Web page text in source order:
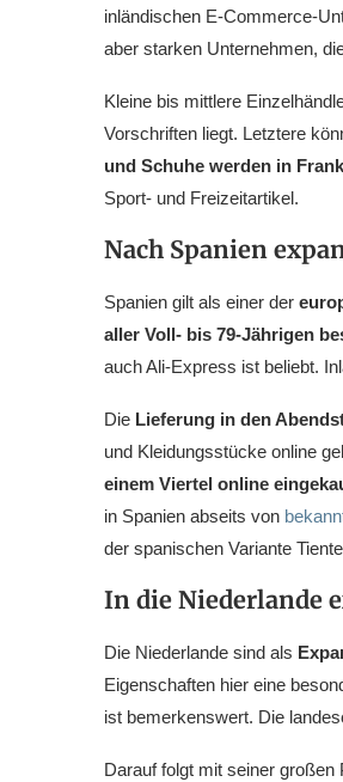
inländischen E-Commerce-
aber starken Unternehmen,
Kleine bis mittlere
Vorschriften liegt. Letztere
und Schuhe werden in
Sport- und Freizeitartikel.
Nach Spanien
Spanien gilt als einer der
aller Voll- bis 79-Jährigen
auch Ali-Express ist beliebt.
Die Lieferung in den
und Kleidungsstücke online
einem Viertel online
in Spanien abseits von
der spanischen Variante
In die Niederlande
Die Niederlande sind als
Eigenschaften hier eine
ist bemerkenswert. Die
Darauf folgt mit seiner